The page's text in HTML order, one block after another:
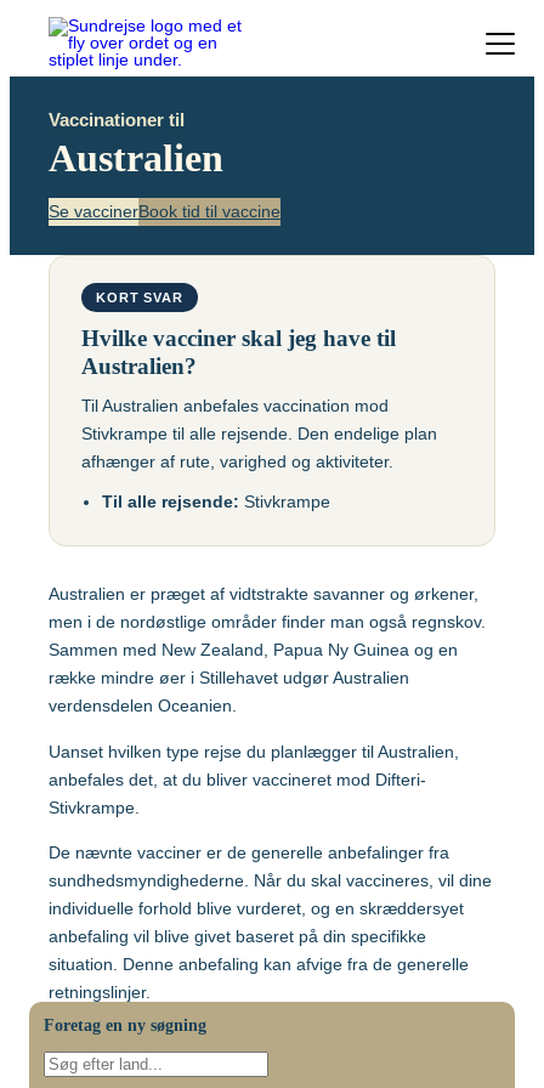
Vacciner
Vacciner
Centraleuropæisk Hjernebetændelse (TBE)
Chikungunyavaccine (Ixchiq)
Gul feber
Hepatitis A
Hepatitis A+B, barn – Ambirix
Destinationer
Find over 240 destinationer!
Brasilien
Egypten
Priser
Book vaccination
Vaccinationer til
Australien
Se vaccinerBook tid til vaccine
KORT SVAR
Hvilke vacciner skal jeg have til
Australien?
Til Australien anbefales vaccination mod
Stivkrampe til alle rejsende. Den endelige plan
afhænger af rute, varighed og aktiviteter.
Til alle rejsende: Stivkrampe
Australien er præget af vidtstrakte savanner og ørkener,
men i de nordøstlige områder finder man også regnskov.
Sammen med New Zealand, Papua Ny Guinea og en
række mindre øer i Stillehavet udgør Australien
verdensdelen Oceanien.
Uanset hvilken type rejse du planlægger til Australien,
anbefales det, at du bliver vaccineret mod Difteri-
Stivkrampe.
De nævnte vacciner er de generelle anbefalinger fra
sundhedsmyndighederne. Når du skal vaccineres, vil dine
individuelle forhold blive vurderet, og en skræddersyet
anbefaling vil blive givet baseret på din specifikke
situation. Denne anbefaling kan afvige fra de generelle
retningslinjer.
Vigtige informationer
Foretag en ny søgning